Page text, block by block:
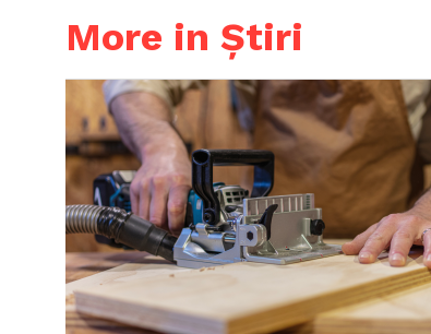
More in Știri